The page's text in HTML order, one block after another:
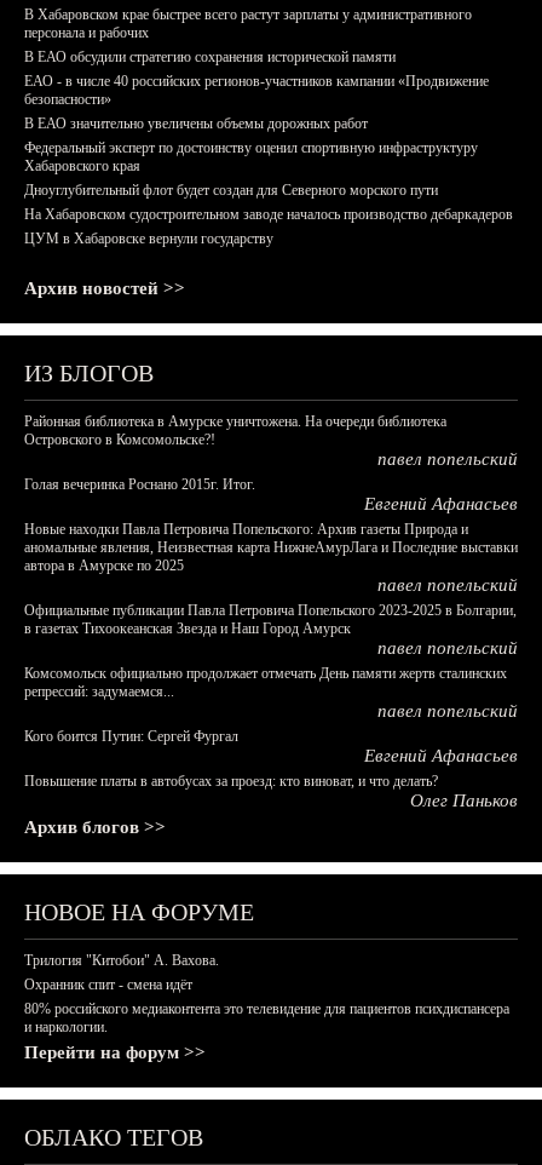
В Хабаровском крае быстрее всего растут зарплаты у административного
персонала и рабочих
В ЕАО обсудили стратегию сохранения исторической памяти
ЕАО - в числе 40 российских регионов-участников кампании «Продвижение
безопасности»
В ЕАО значительно увеличены объемы дорожных работ
Федеральный эксперт по достоинству оценил спортивную инфраструктуру
Хабаровского края
Дноуглубительный флот будет создан для Северного морского пути
На Хабаровском судостроительном заводе началось производство дебаркадеров
ЦУМ в Хабаровске вернули государству
Архив новостей >>
ИЗ БЛОГОВ
Районная библиотека в Амурске уничтожена. На очереди библиотека
Островского в Комсомольске?!
павел попельский
Голая вечеринка Роснано 2015г. Итог.
Евгений Афанасьев
Новые находки Павла Петровича Попельского: Архив газеты Природа и
аномальные явления, Неизвестная карта НижнеАмурЛага и Последние выставки
автора в Амурске по 2025
павел попельский
Официальные публикации Павла Петровича Попельского 2023-2025 в Болгарии,
в газетах Тихоокеанская Звезда и Наш Город Амурск
павел попельский
Комсомольск официально продолжает отмечать День памяти жертв сталинских
репрессий: задумаемся...
павел попельский
Кого боится Путин: Сергей Фургал
Евгений Афанасьев
Повышение платы в автобусах за проезд: кто виноват, и что делать?
Олег Паньков
Архив блогов >>
НОВОЕ НА ФОРУМЕ
Трилогия "Китобои" А. Вахова.
Охранник спит - смена идёт
80% российского медиаконтента это телевидение для пациентов психдиспансера
и наркологии.
Перейти на форум >>
ОБЛАКО ТЕГОВ